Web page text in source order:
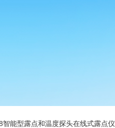
能型露点和温度探头在线式露点仪